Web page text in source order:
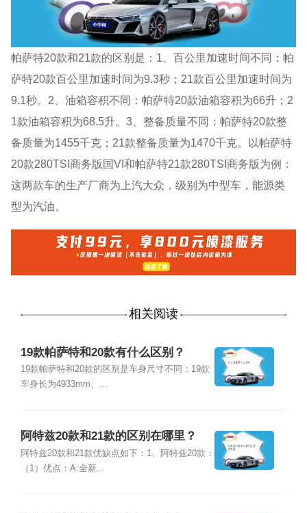
帕萨特20款和21款的区别是：1、百公里加速时间不同：帕
萨特20款百公里加速时间为9.3秒；21款百公里加速时间为
9.1秒。2、油箱容积不同：帕萨特20款油箱容积为66升；2
1款油箱容积为68.5升。3、整备质量不同：帕萨特20款整
备质量为1455千克；21款整备质量为1470千克。以帕萨特
20款280TSI商务版国VI和帕萨特21款280TSI商务版为例：
这两款车的生产厂商为上汽大众，级别为中型车，能源类
型为汽油。
相关阅读
19款帕萨特和20款有什么区别？
19款帕萨特和20款的区别是车身尺寸不同：19款
车身长为4933mm、...
阿特兹20款和21款的区别在哪里？
阿特兹20款和21款优缺点如下：1、阿特兹20款：
（1）优点：A:全新...